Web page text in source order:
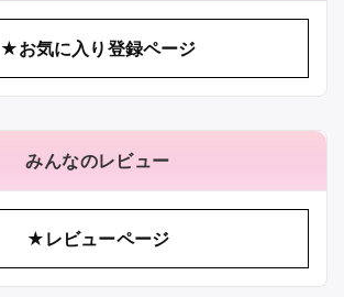
★お気に入り登録ページ
みんなのレビュー
★レビューページ